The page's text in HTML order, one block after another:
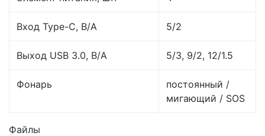
Вход Type-C, В/А 5/2
Выход USB 3.0, В/А 5/3, 9/2, 12/1.5
Фонарь
постоянный /
мигающий / SOS
Файлы